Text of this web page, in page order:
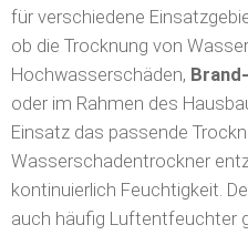
für verschiedene
ob die Trocknung von
Hochwasserschäden,
oder im Rahmen des
Einsatz das passende
Wasserschadentrockner
kontinuierlich Feuchtigkeit.
auch häufig Luftentfeuchter